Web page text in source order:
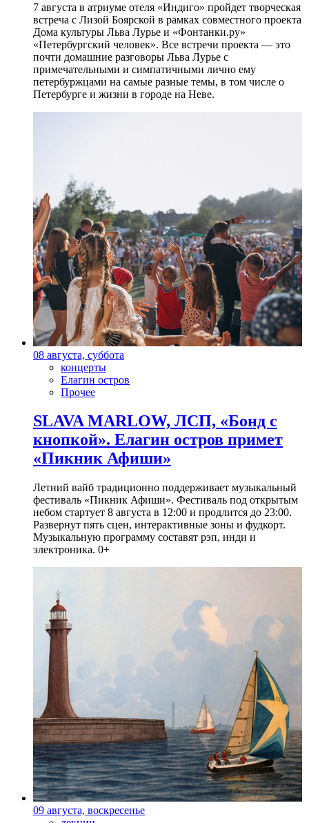
7 августа в атриуме отеля «Индиго» пройдет творческая
встреча с Лизой Боярской в рамках совместного проекта
Дома культуры Льва Лурье и «Фонтанки.ру»
«Петербургский человек». Все встречи проекта — это
почти домашние разговоры Льва Лурье с
примечательными и симпатичными лично ему
петербуржцами на самые разные темы, в том числе о
Петербурге и жизни в городе на Неве.
08 августа, суббота
концерты
Елагин остров
Прочее
SLAVA MARLOW, ЛСП, «Бонд с
кнопкой». Елагин остров примет
«Пикник Афиши»
Летний вайб традиционно поддерживает музыкальный
фестиваль «Пикник Афиши». Фестиваль под открытым
небом стартует 8 августа в 12:00 и продлится до 23:00.
Развернут пять сцен, интерактивные зоны и фудкорт.
Музыкальную программу составят рэп, инди и
электроника. 0+
09 августа, воскресенье